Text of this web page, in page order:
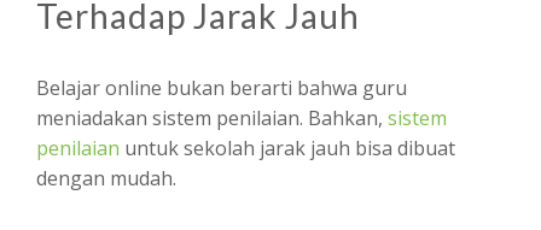
Terhadap Jarak Jauh
Belajar online bukan berarti bahwa guru
meniadakan sistem penilaian. Bahkan, sistem
penilaian untuk sekolah jarak jauh bisa dibuat
dengan mudah.